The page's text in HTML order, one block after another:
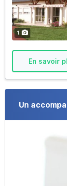
1
En savoir
Un